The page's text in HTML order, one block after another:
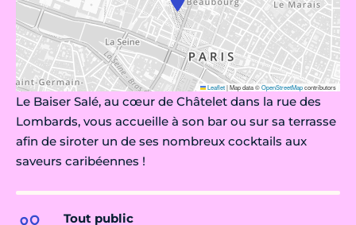
Leaflet|Map data ©OpenStreetMapcontributors
Le Baiser Salé, au cœur de Châtelet dans la rue des
Lombards, vous accueille à son bar ou sur sa terrasse
afin de siroter un de ses nombreux cocktails aux
saveurs caribéennes !
Tout public